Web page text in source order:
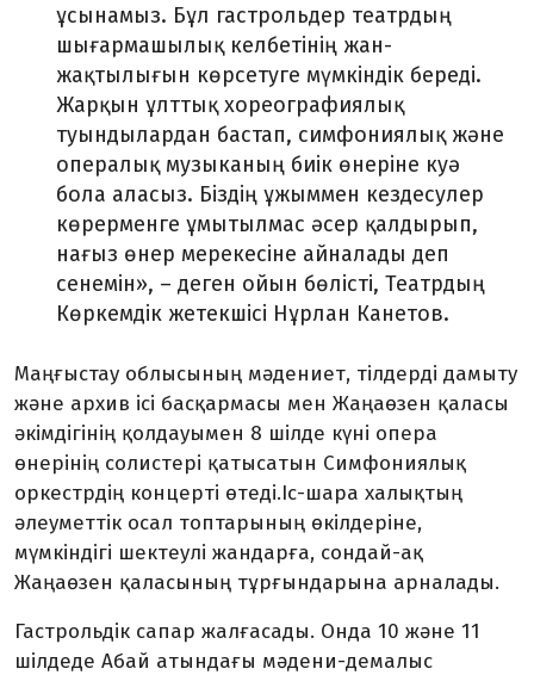
ұсынамыз. Бұл гастрольдер театрдың
шығармашылық келбетінің жан-
жақтылығын көрсетуге мүмкіндік береді.
Жарқын ұлттық хореографиялық
туындылардан бастап, симфониялық және
опералық музыканың биік өнеріне куә
бола аласыз. Біздің ұжыммен кездесулер
көрерменге ұмытылмас әсер қалдырып,
нағыз өнер мерекесіне айналады деп
сенемін», – деген ойын бөлісті, Театрдың
Көркемдік жетекшісі Нұрлан Канетов.
Маңғыстау облысының мәдениет, тілдерді дамыту
және архив ісі басқармасы мен Жаңаөзен қаласы
әкімдігінің қолдауымен 8 шілде күні опера
өнерінің солистері қатысатын Симфониялық
оркестрдің концерті өтеді.Іс-шара халықтың
әлеуметтік осал топтарының өкілдеріне,
мүмкіндігі шектеулі жандарға, сондай-ақ
Жаңаөзен қаласының тұрғындарына арналады.
Гастрольдік сапар жалғасады. Онда 10 және 11
шілдеде Абай атындағы мәдени-демалыс